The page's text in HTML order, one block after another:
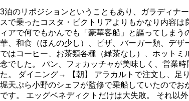
3泊のリポジションということもあり、ガラディナ
スで乗ったコスタ・ビクトリアよりもかなり内容
ィアで何でもかんでも「豪華客船」と謳ってしま
華、和食（ほんの少し）、ピザ、バーガー類、デ
ではコーヒー、お茶類各種（緑茶なし）、ホット
念でした。 パン、フォカッチャが美味しく、営業
た。 ダイニング→ 【朝】 アラカルトで注文し、足
堀天ぷら小野のシェフが監修で乗船していたので
です。 エッグベネディクトだけは大失敗。 それ以